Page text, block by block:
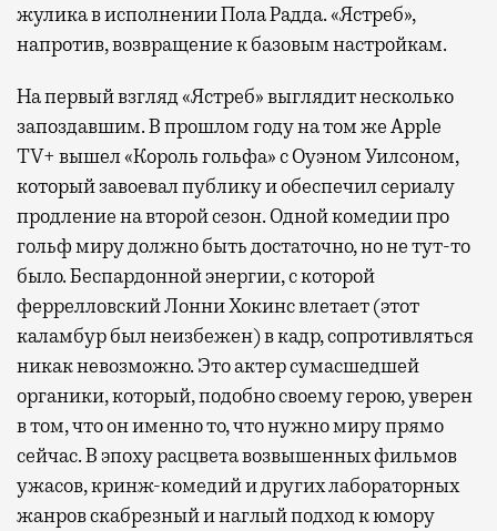
жулика в исполнении Пола Радда. «Ястреб»,
напротив, возвращение к базовым настройкам.
На первый взгляд «Ястреб» выглядит несколько
запоздавшим. В прошлом году на том же Apple
TV+ вышел «Король гольфа» с Оуэном Уилсоном,
который завоевал публику и обеспечил сериалу
продление на второй сезон. Одной комедии про
гольф миру должно быть достаточно, но не тут-то
было. Беспардонной энергии, с которой
феррелловский Лонни Хокинс влетает (этот
каламбур был неизбежен) в кадр, сопротивляться
никак невозможно. Это актер сумасшедшей
органики, который, подобно своему герою, уверен
в том, что он именно то, что нужно миру прямо
сейчас. В эпоху расцвета возвышенных фильмов
ужасов, кринж-комедий и других лабораторных
жанров скабрезный и наглый подход к юмору